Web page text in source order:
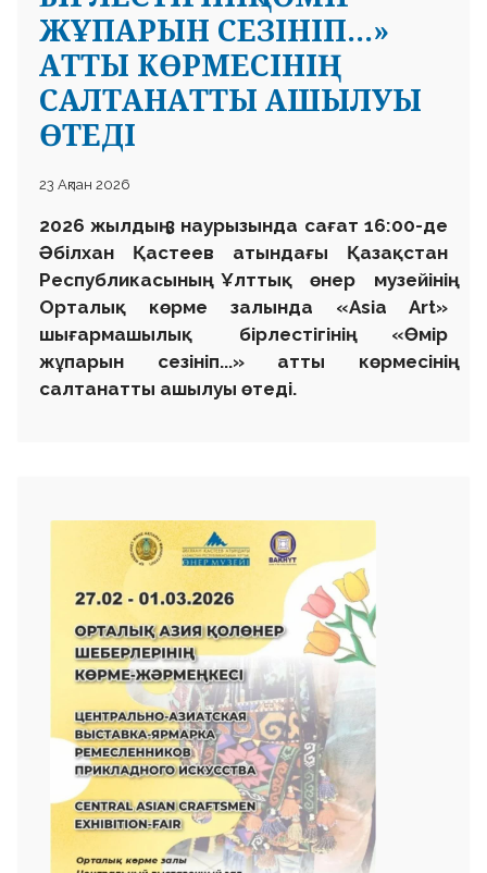
ЖҰПАРЫН СЕЗІНІП...»
АТТЫ КӨРМЕСІНІҢ
САЛТАНАТТЫ АШЫЛУЫ
ӨТЕДІ
23 Ақпан 2026
2026 жылдың 3 наурызында сағат 16:00-де
Әбілхан Қастеев атындағы Қазақстан
Республикасының Ұлттық өнер музейінің
Орталық көрме залында «Asia Art»
шығармашылық бірлестігінің «Өмір
жұпарын сезініп...» атты көрмесінің
салтанатты ашылуы өтеді.